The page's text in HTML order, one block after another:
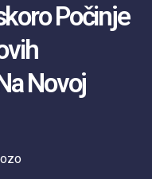
Počinje
Novoj